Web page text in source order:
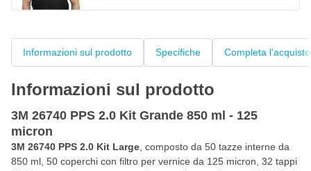
Informazioni sul prodotto Specifiche Completa l'acquisto
Informazioni sul prodotto
3M 26740 PPS 2.0 Kit Grande 850 ml - 125
micron
3M 26740 PPS 2.0 Kit Large, composto da 50 tazze interne da
850 ml, 50 coperchi con filtro per vernice da 125 micron, 32 tappi